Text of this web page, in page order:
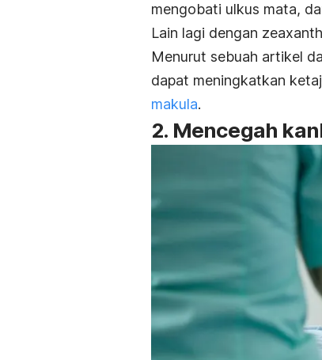
mengobati ulkus mata,
Lain lagi dengan
Menurut sebuah artikel
dapat meningkatkan
makula.
2. Mencegah